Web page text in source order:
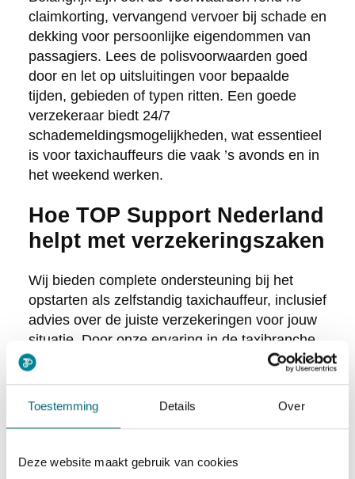
Toestemming Details Over
Deze website maakt gebruik van cookies
claimkorting, vervangend vervoer bij schade en
dekking voor persoonlijke eigendommen van
passagiers. Lees de polisvoorwaarden goed
door en let op uitsluitingen voor bepaalde
tijden, gebieden of typen ritten. Een goede
verzekeraar biedt 24/7
schademeldingsmogelijkheden, wat essentieel
is voor taxichauffeurs die vaak ’s avonds en in
het weekend werken.
Hoe TOP Support Nederland
helpt met verzekeringszaken
Wij bieden complete ondersteuning bij het
opstarten als zelfstandig taxichauffeur, inclusief
advies over de juiste verzekeringen voor jouw
situatie. Door onze ervaring in de taxibranche
weten we precies welke verzekeringen je nodig
Onze ondersteuning omvat:
verzekeringspakketten die passen bij jouw